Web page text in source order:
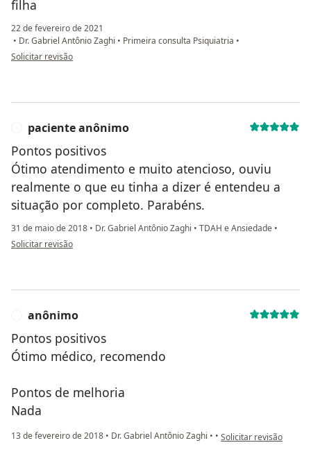
filha
22 de fevereiro de 2021
• Dr. Gabriel Antônio Zaghi • Primeira consulta Psiquiatria •
na opinião do utilizador Adriana
Solicitar revisão
paciente anônimo
Pontos positivos
Ótimo atendimento e muito atencioso, ouviu
realmente o que eu tinha a dizer é entendeu a
situação por completo. Parabéns.
31 de maio de 2018 • Dr. Gabriel Antônio Zaghi • TDAH e Ansiedade •
na opinião do utilizador paciente anônimo
Solicitar revisão
anônimo
Pontos positivos
Ótimo médico, recomendo
Pontos de melhoria
Nada
13 de fevereiro de 2018 • Dr. Gabriel Antônio Zaghi • • na opinião do
Solicitar revisão